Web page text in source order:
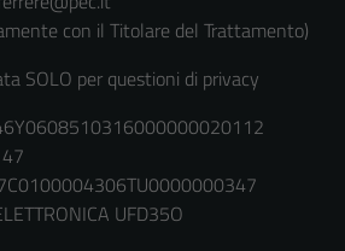
con il Titolare del Trattamento)
SOLO per questioni di privacy
UFD35O